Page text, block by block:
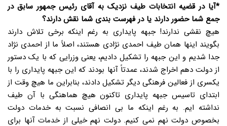
*آیا در قضیه انتخابات طیف نزدیک به آقای رئیس جمهور سابق در
جمع شما حضور دارند یا در فهرست بندی شما نقش دارند؟
هیچ نقشی ندارند! جبهه پایداری به رغم اینکه برخی تلاش دارند
بگویند اینها همان طیف احمدی نژادی هستند، اصلاً ما از احمدی نژاد
جدا شدیم و این جبهه را تشکیل دادیم، یعنی وزرایی که با یک دستور
از دولت دهم اخراج شدند، عمدتاً آنها بودند که این جبهه پایداری را با
یکسری از فعالین فرهنگی دیگر تشکیل دادند، بنابراین ما هیچ وقت از
ابتدای تاسیس جبهه پایداری تاکنون هیچ هماهنگی با آن طیف
نداشته ایم. به رغم اینکه ما بی انصافی نسبت به خدمات دولت
بخصوص دولت نهم نمی کنیم. دولت نهم خیلی از خدمات آنها برای